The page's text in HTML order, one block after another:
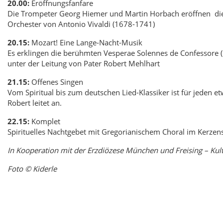
20.00: Eröffnungsfanfare
Die Trompeter Georg Hiemer und Martin Horbach eröffnen
Orchester von Antonio Vivaldi (1678-1741)
20.15: Mozart! Eine Lange-Nacht-Musik
Es erklingen die berühmten Vesperae Solennes de
unter der Leitung von Pater Robert Mehlhart
21.15: Offenes Singen
Vom Spiritual bis zum deutschen Lied-Klassiker ist für jeden
Robert leitet an.
22.15: Komplet
Spirituelles Nachtgebet mit Gregorianischem Choral im
In Kooperation mit der Erzdiözese München und Freising –
Foto © Kiderle